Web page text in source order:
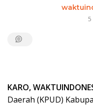
KARO,
Daerah (KPUD)